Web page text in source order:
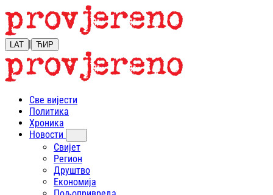
LAT | ЋИР
Све вијести
Политика
Хроника
Новости
Свијет
Регион
Друштво
Економија